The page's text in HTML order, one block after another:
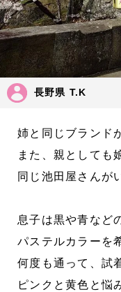
長野県 T.K
姉と同じブランド
また、親としても
同じ池田屋さんが
息子は黒や青など
パステルカラーを
何度も通って、試
ピンクと黄色と悩